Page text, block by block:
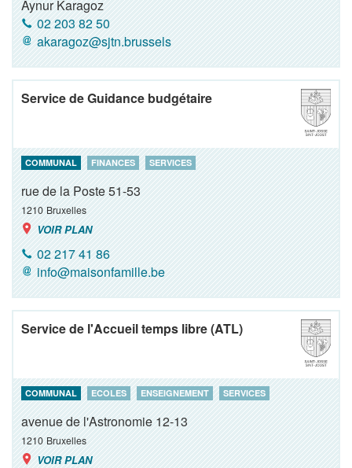
Aynur Karagoz
02 203 82 50
akaragoz@sjtn.brussels
Service de Guidance budgétaire
COMMUNAL FINANCES SERVICES
rue de la Poste 51-53
1210 Bruxelles
VOIR PLAN
02 217 41 86
info@maisonfamille.be
Service de l'Accueil temps libre (ATL)
COMMUNAL ECOLES ENSEIGNEMENT SERVICES
avenue de l'Astronomie 12-13
1210 Bruxelles
VOIR PLAN